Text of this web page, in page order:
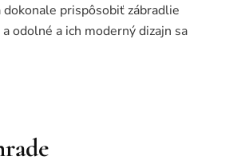
prispôsobiť zábradlie
odolné a ich moderný dizajn sa